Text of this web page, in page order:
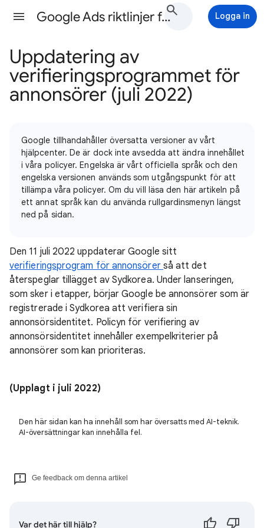
Google Ads riktlinjer för annonsering Hjälp Logga in
Uppdatering av
verifieringsprogrammet för
annonsörer (juli 2022)
Google tillhandahåller översatta versioner av vårt
hjälpcenter. De är dock inte avsedda att ändra innehållet
i våra policyer. Engelska är vårt officiella språk och den
engelska versionen används som utgångspunkt för att
tillämpa våra policyer. Om du vill läsa den här artikeln på
ett annat språk kan du använda rullgardinsmenyn längst
ned på sidan.
Den 11 juli 2022 uppdaterar Google sitt
verifieringsprogram för annonsörer så att det
återspeglar tillägget av Sydkorea. Under lanseringen,
som sker i etapper, börjar Google be annonsörer som är
registrerade i Sydkorea att verifiera sin
annonsörsidentitet. Policyn för verifiering av
annonsörsidentitet innehåller exempelkriterier på
annonsörer som kan prioriteras.
(Upplagt i juli 2022)
Den här sidan kan ha innehåll som har översatts med AI-teknik.
AI-översättningar kan innehålla fel.
Ge feedback om denna artikel
Var det här till hjälp?